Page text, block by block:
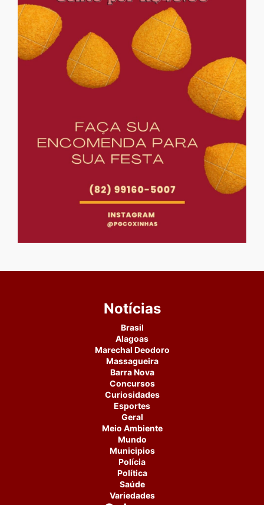
Notícias
Brasil
Alagoas
Marechal Deodoro
Massagueira
Barra Nova
Concursos
Curiosidades
Esportes
Geral
Meio Ambiente
Mundo
Municipios
Polícia
Política
Saúde
Variedades